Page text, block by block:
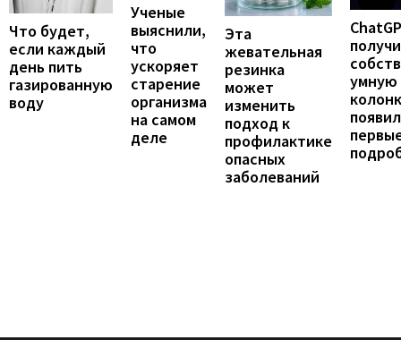
Что будет,
если каждый
день пить
газированную
воду
Ученые
выяснили,
что
ускоряет
старение
организма
на самом
деле
Эта
жевательная
резинка
может
изменить
подход к
профилактике
опасных
заболеваний
умную